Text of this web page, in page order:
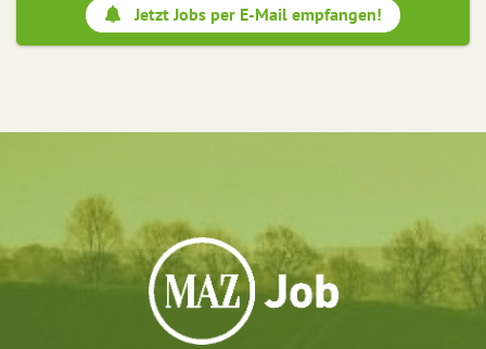
Jetzt Jobs per E-Mail empfangen!